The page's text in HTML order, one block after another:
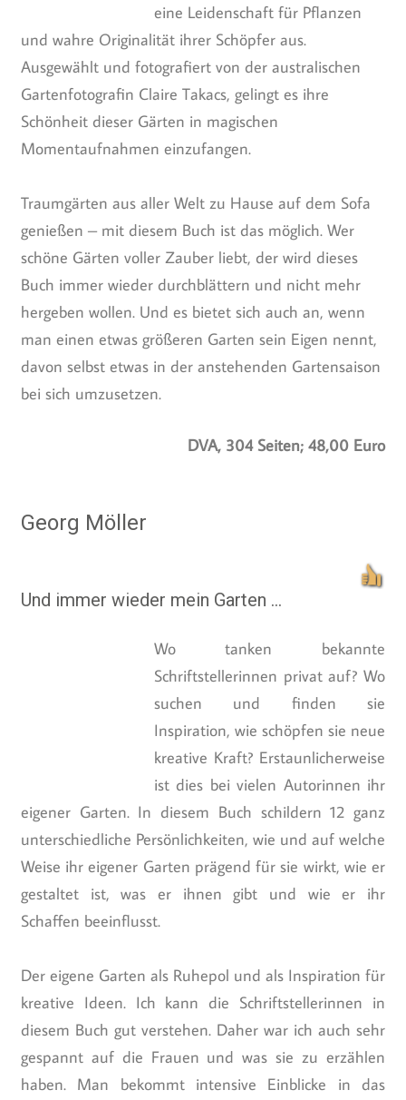
eine Leidenschaft für Pflanzen
und wahre Originalität ihrer Schöpfer aus.
Ausgewählt und fotografiert von der australischen
Gartenfotografin Claire Takacs, gelingt es ihre
Schönheit dieser Gärten in magischen
Momentaufnahmen einzufangen.
Traumgärten aus aller Welt zu Hause auf dem Sofa
genießen – mit diesem Buch ist das möglich. Wer
schöne Gärten voller Zauber liebt, der wird dieses
Buch immer wieder durchblättern und nicht mehr
hergeben wollen. Und es bietet sich auch an, wenn
man einen etwas größeren Garten sein Eigen nennt,
davon selbst etwas in der anstehenden Gartensaison
bei sich umzusetzen.
DVA, 304 Seiten; 48,00 Euro
Georg Möller
Und immer wieder mein Garten …
Wo tanken bekannte
Schriftstellerinnen privat auf? Wo
suchen und finden sie
Inspiration, wie schöpfen sie neue
kreative Kraft? Erstaunlicherweise
ist dies bei vielen Autorinnen ihr
eigener Garten. In diesem Buch schildern 12 ganz
unterschiedliche Persönlichkeiten, wie und auf welche
Weise ihr eigener Garten prägend für sie wirkt, wie er
gestaltet ist, was er ihnen gibt und wie er ihr
Schaffen beeinflusst.
Der eigene Garten als Ruhepol und als Inspiration für
kreative Ideen. Ich kann die Schriftstellerinnen in
diesem Buch gut verstehen. Daher war ich auch sehr
gespannt auf die Frauen und was sie zu erzählen
haben. Man bekommt intensive Einblicke in das